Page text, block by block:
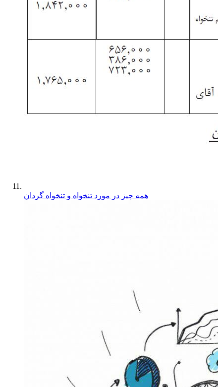
همه چیز در مورد تنخواه و تنخواه گردان